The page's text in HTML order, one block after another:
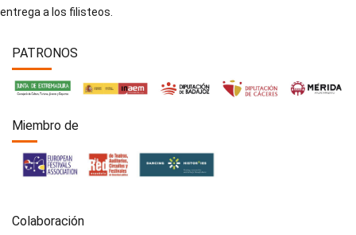
entrega a los filisteos.
PATRONOS
Miembro de
Colaboración